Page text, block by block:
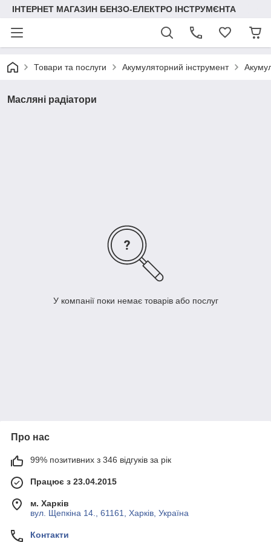
ІНТЕРНЕТ МАГАЗИН БЕНЗО-ЕЛЕКТРО ІНСТРУМЄНТА
Товари та послуги Акумуляторний інструмент
Масляні радіатори
У компанії поки немає товарів або послуг
Про нас
99% позитивних з 346 відгуків за рік
Працює з 23.04.2015
м. Харків
вул. Щепкіна 14., 61161, Харків, Україна
Контакти